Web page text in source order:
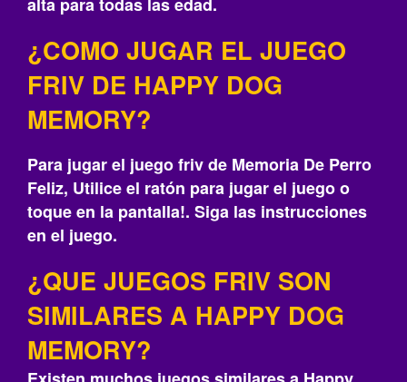
¿COMO JUGAR EL JUEGO
FRIV DE HAPPY DOG
MEMORY?
Para jugar el juego friv de Memoria De Perro
Feliz, Utilice el ratón para jugar el juego o
toque en la pantalla!. Siga las instrucciones
en el juego.
¿QUE JUEGOS FRIV SON
SIMILARES A HAPPY DOG
MEMORY?